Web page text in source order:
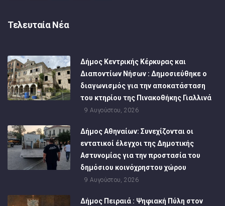
Τελευταία Νέα
Δήμος Κεντρικής Κέρκυρας και
Διαποντίων Νήσων : Δημοσιεύθηκε ο
διαγωνισμός για την αποκατάσταση
του κτηρίου της Πινακοθήκης Γιαλλινά
9 Αυγούστου, 2026
Δήμος Αθηναίων: Συνεχίζονται οι
εντατικοί έλεγχοι της Δημοτικής
Αστυνομίας για την προστασία του
δημόσιου κοινόχρηστου χώρου
9 Αυγούστου, 2026
Δήμος Πειραιά : Ψηφιακή Πύλη στον